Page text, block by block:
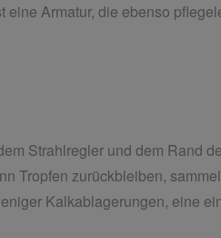
Armatur, die ebenso
Strahlregler und dem Rand
Tropfen zurückbleiben,
Kalkablagerungen, eine